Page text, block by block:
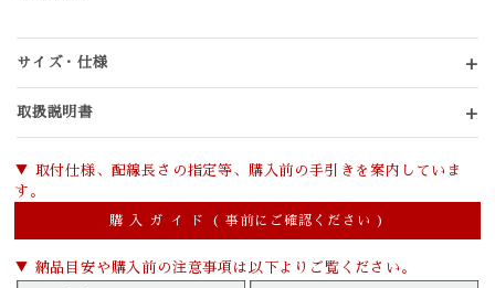
サイズ・仕様
取扱説明書
▼ 取付仕様、配線長さの指定等、購入前の手引きを案内していま
す。
購 入 ガ イ ド ( 事前にご確認ください )
▼ 納品目安や購入前の注意事項は以下よりご覧ください。